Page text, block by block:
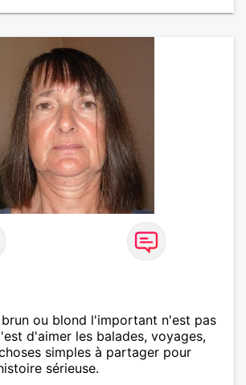
ou blond l'important n'est pas
d'aimer les balades, voyages,
simples à partager pour
sérieuse.